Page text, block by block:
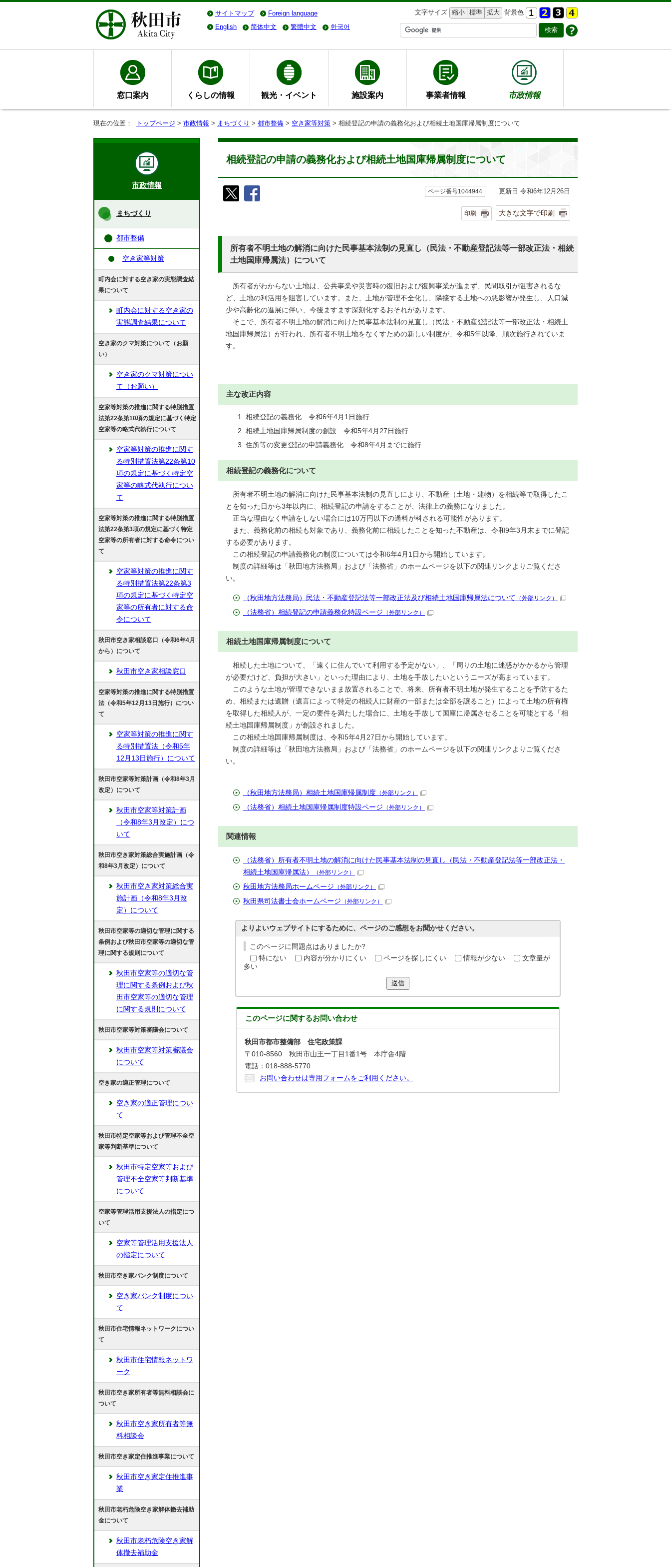
サイトマップ Foreign language 文字サイズ 縮小 標準 拡大 背景色
English
简体中文 繁體中文 한국어
窓口案内 くらしの情報 観光・イベント 施設案内 事業者情報 市政情報
現在の位置： トップページ > 市政情報 > まちづくり > 都市整備 > 空き家等対策 > 相続登記の申請の義務化および相続土地国庫帰属制度について
相続登記の申請の義務化および相続土地国庫帰属制度について
ページ番号1044944 更新日 令和6年12月26日
印刷 大きな文字で印刷
所有者不明土地の解消に向けた民事基本法制の見直し（民法・不動産登記法等一部改正法・相続
土地国庫帰属法）について
所有者がわからない土地は、公共事業や災害時の復旧および復興事業が進まず、民間取引が阻害されるな
ど、土地の利活用を阻害しています。また、土地が管理不全化し、隣接する土地への悪影響が発生し、人口減
少や高齢化の進展に伴い、今後ますます深刻化するおそれがあります。
そこで、所有者不明土地の解消に向けた民事基本法制の見直し（民法・不動産登記法等一部改正法・相続土
地国庫帰属法）が行われ、所有者不明土地をなくすための新しい制度が、令和5年以降、順次施行されていま
す。
主な改正内容
相続登記の義務化 令和6年4月1日施行
相続土地国庫帰属制度の創設 令和5年4月27日施行
住所等の変更登記の申請義務化 令和8年4月までに施行
相続登記の義務化について
所有者不明土地の解消に向けた民事基本法制の見直しにより、不動産（土地・建物）を相続等で取得したこ
とを知った日から3年以内に、相続登記の申請をすることが、法律上の義務になりました。
正当な理由なく申請をしない場合には10万円以下の過料が科される可能性があります。
また、義務化前の相続も対象であり、義務化前に相続したことを知った不動産は、令和9年3月末までに登記
する必要があります。
この相続登記の申請義務化の制度については令和6年4月1日から開始しています。
制度の詳細等は「秋田地方法務局」および「法務省」のホームページを以下の関連リンクよりご覧くださ
い。
（秋田地方法務局）民法・不動産登記法等一部改正法及び相続土地国庫帰属法について （外部リンク）
（法務省）相続登記の申請義務化特設ページ （外部リンク）
相続土地国庫帰属制度について
相続した土地について、「遠くに住んでいて利用する予定がない」、「周りの土地に迷惑がかかるから管理
が必要だけど、負担が大きい」といった理由により、土地を手放したいというニーズが高まっています。
このような土地が管理できないまま放置されることで、将来、所有者不明土地が発生することを予防するた
め、相続または遺贈（遺言によって特定の相続人に財産の一部または全部を譲ること）によって土地の所有権
を取得した相続人が、一定の要件を満たした場合に、土地を手放して国庫に帰属させることを可能とする「相
続土地国庫帰属制度」が創設されました。
この相続土地国庫帰属制度は、令和5年4月27日から開始しています。
制度の詳細等は「秋田地方法務局」および「法務省」のホームページを以下の関連リンクよりご覧くださ
い。
（秋田地方法務局）相続土地国庫帰属制度 （外部リンク）
（法務省）相続土地国庫帰属制度特設ページ （外部リンク）
関連情報
（法務省）所有者不明土地の解消に向けた民事基本法制の見直し（民法・不動産登記法等一部改正法・
相続土地国庫帰属法）
（外部リンク）
秋田地方法務局ホームページ （外部リンク）
秋田県司法書士会ホームページ （外部リンク）
よりよいウェブサイトにするために、ページのご感想をお聞かせください。
このページに問題点はありましたか?
特にない
内容が分かりにくい ページを探しにくい 情報が少ない
文章量が
多い
送信
このページに関するお問い合わせ
秋田市都市整備部 住宅政策課
〒010-8560 秋田市山王一丁目1番1号 本庁舎4階
電話：018-888-5770
お問い合わせは専用フォームをご利用ください。
市政情報
まちづくり
都市整備
空き家等対策
町内会に対する空き家の実態調査結
果について
町内会に対する空き家の
実態調査結果について
空き家のクマ対策について（お願
い）
空き家のクマ対策につい
て（お願い）
空家等対策の推進に関する特別措置
法第22条第10項の規定に基づく特定
空家等の略式代執行について
空家等対策の推進に関す
る特別措置法第22条第10
項の規定に基づく特定空
家等の略式代執行につい
て
空家等対策の推進に関する特別措置
法第22条第3項の規定に基づく特定
空家等の所有者に対する命令につい
て
空家等対策の推進に関す
る特別措置法第22条第3
項の規定に基づく特定空
家等の所有者に対する命
令について
秋田市空き家相談窓口（令和6年4月
から）について
秋田市空き家相談窓口
空家等対策の推進に関する特別措置
法（令和5年12月13日施行）につい
て
空家等対策の推進に関す
る特別措置法（令和5年
12月13日施行）について
秋田市空家等対策計画（令和8年3月
改定）について
秋田市空家等対策計画
（令和8年3月改定）につ
いて
秋田市空き家対策総合実施計画（令
和8年3月改定）について
秋田市空き家対策総合実
施計画（令和8年3月改
定）について
秋田市空家等の適切な管理に関する
条例および秋田市空家等の適切な管
理に関する規則について
秋田市空家等の適切な管
理に関する条例および秋
田市空家等の適切な管理
に関する規則について
秋田市空家等対策審議会について
秋田市空家等対策審議会
について
空き家の適正管理について
空き家の適正管理につい
て
秋田市特定空家等および管理不全空
家等判断基準について
秋田市特定空家等および
管理不全空家等判断基準
について
空家等管理活用支援法人の指定につ
いて
空家等管理活用支援法人
の指定について
秋田市空き家バンク制度について
空き家バンク制度につい
て
秋田市住宅情報ネットワークについ
て
秋田市住宅情報ネットワ
ーク
秋田市空き家所有者等無料相談会に
ついて
秋田市空き家所有者等無
料相談会
秋田市空き家定住推進事業について
秋田市空き家定住推進事
業
秋田市老朽危険空き家解体撤去補助
金について
秋田市老朽危険空き家解
体撤去補助金